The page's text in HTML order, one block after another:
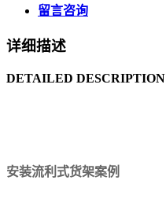
留言咨询
详细描述
DETAILED DESCRIPTION
安装流利式货架案例